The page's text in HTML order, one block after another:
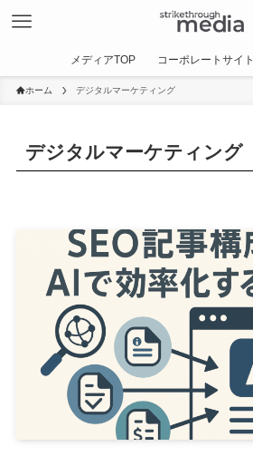
メディアTOP コーポレートサイト
ホーム デジタルマーケティング
デジタルマーケティング